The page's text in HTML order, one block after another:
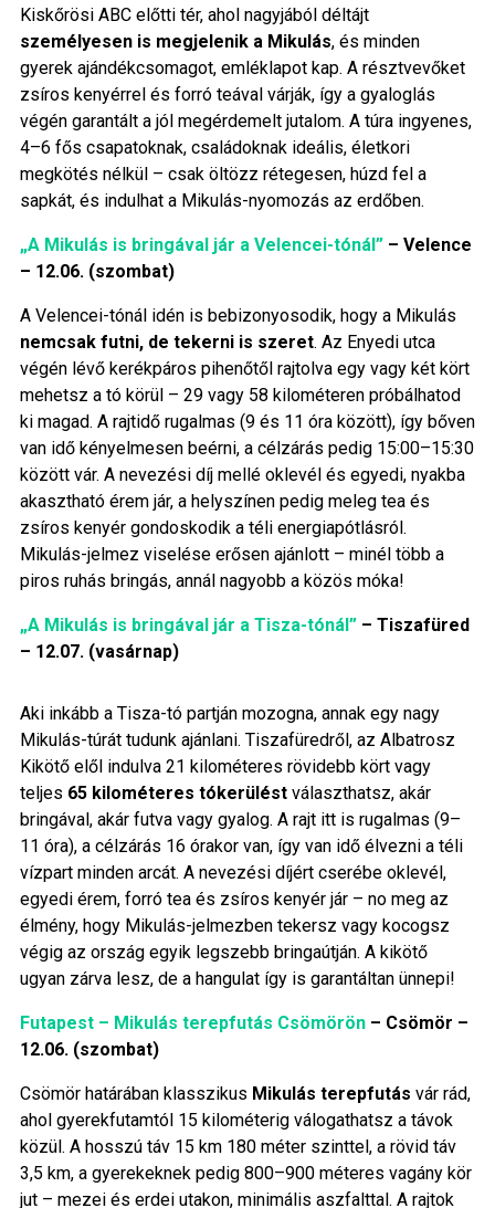
Kiskőrösi ABC előtti tér, ahol nagyjából déltájt
személyesen is megjelenik a Mikulás, és minden
gyerek ajándékcsomagot, emléklapot kap. A résztvevőket
zsíros kenyérrel és forró teával várják, így a gyaloglás
végén garantált a jól megérdemelt jutalom. A túra ingyenes,
4–6 fős csapatoknak, családoknak ideális, életkori
megkötés nélkül – csak öltözz rétegesen, húzd fel a
sapkát, és indulhat a Mikulás-nyomozás az erdőben.
„A Mikulás is bringával jár a Velencei-tónál”– Velence
– 12.06. (szombat)
A Velencei-tónál idén is bebizonyosodik, hogy a Mikulás
nemcsak futni, de tekerni is szeret. Az Enyedi utca
végén lévő kerékpáros pihenőtől rajtolva egy vagy két kört
mehetsz a tó körül – 29 vagy 58 kilométeren próbálhatod
ki magad. A rajtidő rugalmas (9 és 11 óra között), így bőven
van idő kényelmesen beérni, a célzárás pedig 15:00–15:30
között vár. A nevezési díj mellé oklevél és egyedi, nyakba
akasztható érem jár, a helyszínen pedig meleg tea és
zsíros kenyér gondoskodik a téli energiapótlásról.
Mikulás-jelmez viselése erősen ajánlott – minél több a
piros ruhás bringás, annál nagyobb a közös móka!
„A Mikulás is bringával jár a Tisza-tónál”– Tiszafüred
– 12.07. (vasárnap)
Aki inkább a Tisza-tó partján mozogna, annak egy nagy
Mikulás-túrát tudunk ajánlani. Tiszafüredről, az Albatrosz
Kikötő elől indulva 21 kilométeres rövidebb kört vagy
teljes 65 kilométeres tókerüléstválaszthatsz, akár
bringával, akár futva vagy gyalog. A rajt itt is rugalmas (9–
11 óra), a célzárás 16 órakor van, így van idő élvezni a téli
vízpart minden arcát. A nevezési díjért cserébe oklevél,
egyedi érem, forró tea és zsíros kenyér jár – no meg az
élmény, hogy Mikulás-jelmezben tekersz vagy kocogsz
végig az ország egyik legszebb bringaútján. A kikötő
ugyan zárva lesz, de a hangulat így is garantáltan ünnepi!
Futapest – Mikulás terepfutás Csömörön– Csömör –
12.06. (szombat)
Csömör határában klasszikus Mikulás terepfutás vár rád,
ahol gyerekfutamtól 15 kilométerig válogathatsz a távok
közül. A hosszú táv 15 km 180 méter szinttel, a rövid táv
3,5 km, a gyerekeknek pedig 800–900 méteres vagány kör
jut – mezei és erdei utakon, minimális aszfalttal. A rajtok